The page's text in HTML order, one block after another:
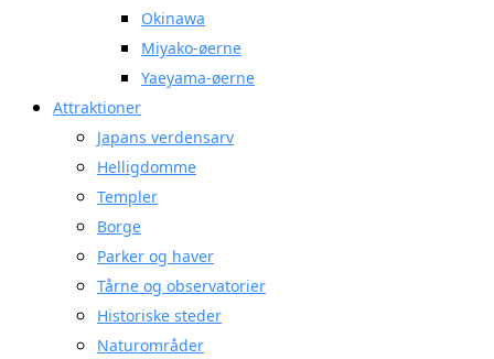
Okinawa
Miyako-øerne
Yaeyama-øerne
Attraktioner
Japans verdensarv
Helligdomme
Templer
Borge
Parker og haver
Tårne og observatorier
Historiske steder
Naturområder